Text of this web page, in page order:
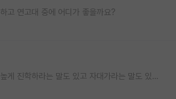
고 연고대 중에 어디가 좋을까요?
석사 취업시에 가능한 한 높게 진학하라는 말도 있고 자대가라는 말도 있던데